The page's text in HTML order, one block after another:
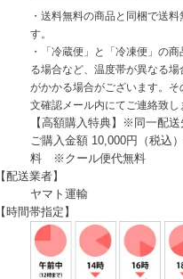
・送料無料の商品と同梱で送料
す。
・「冷蔵便」と「冷凍便」の
る場合など、温度帯が異なる場
がかかる場合がございます。そ
文確認メール内にてご連絡致し
【高額購入特典】※同一配送
ご購入金額 10,000円（税込
料 ※クール便代無料
【配送業者】
ヤマト運輸
【時間帯指定】